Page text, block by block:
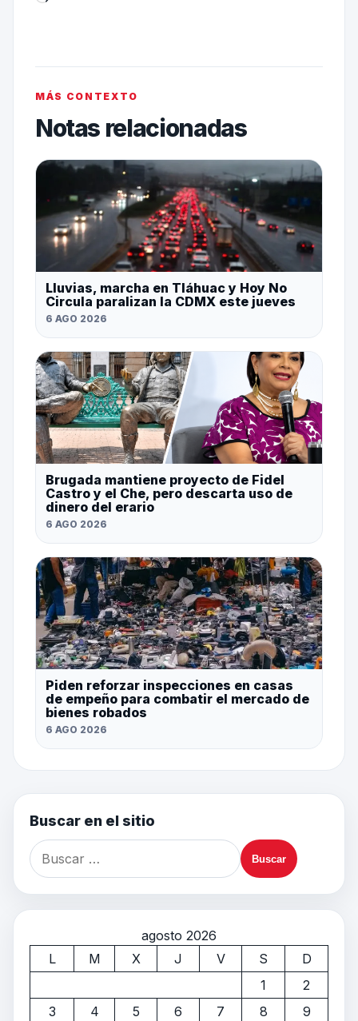
MÁS CONTEXTO
Notas relacionadas
Lluvias, marcha en Tláhuac y Hoy No
Circula paralizan la CDMX este jueves
6 AGO 2026
Brugada mantiene proyecto de Fidel
Castro y el Che, pero descarta uso de
dinero del erario
6 AGO 2026
Piden reforzar inspecciones en casas
de empeño para combatir el mercado de
bienes robados
6 AGO 2026
Buscar en el sitio
agosto 2026
L
M X J V S
D
1
2
3
4 5 6 7 8
9